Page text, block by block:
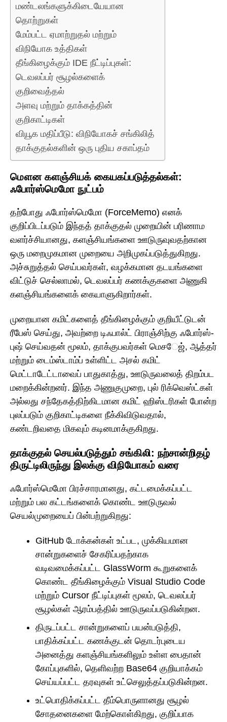
மண்டலங்களுக்கிடையேயான
தொற்றுகள்
மேம்பட்ட ஏமாற்றுதல் மற்றும்
விநியோக உத்திகள்
தீங்கிழைக்கும் IDE நீட்டிப்புகள்:
டெவலப்பர் சூழல்களைக்
குறிவைத்தல்
அளவு மற்றும் தாக்கத்தின்
குறிகாட்டிகள்
வியூக மதிப்பீடு: விநியோகச் சங்கிலித்
தாக்குதல்களின் ஒரு புதிய சகாப்தம்
மௌன களஞ்சியக் கையகப்படுத்தல்கள்:
ஃபோர்ஸ்மெமோ நுட்பம்
தற்போது ஃபோர்ஸ்மெமோ (ForceMemo) எனக்
குறிப்பிடப்படும் இந்தத் தாக்குதல் முறையின் பரிணாம
வளர்ச்சியானது, களஞ்சியங்களை ஊடுருவுவதற்கான
ஒரு மறைமுகமான முறையை அறிமுகப்படுத்துகிறது.
அச்சுறுத்தல் செய்பவர்கள், வழக்கமான தடயங்களை
விட்டுச் செல்லாமல், டெவலப்பர் கணக்குகளை அணுகி
களஞ்சியங்களைக் கையாளுகிறார்கள்.
முறையான கமிட்களைத் தீங்கிழைக்கும் குறியீட்டுடன்
ரீபேஸ் செய்து, அவற்றை டிஃபால்ட் பிராஞ்சிற்கு ஃபோர்ஸ்-
புஷ் செய்வதன் மூலம், தாக்குபவர்கள் மெசேஜ், ஆத்தர்
மற்றும் டைம்ஸ்டாம்ப் உள்ளிட்ட அசல் கமிட்
மெட்டாடேட்டாவைப் பாதுகாத்து, ஊடுருவலைத் திறம்பட
மறைக்கின்றனர். இந்த அணுகுமுறை, புல் ரிக்வெஸ்ட்கள்
அல்லது சந்தேகத்திற்கிடமான கமிட் ஹிஸ்டரிகள் போன்ற
புலப்படும் குறிகாட்டிகளை நீக்கிவிடுவதால்,
கண்டறிவதை மிகவும் கடினமாக்குகிறது.
தாக்குதல் செயல்படுத்தும் சங்கிலி: நற்சான்றிதழ்
திருட்டிலிருந்து இலக்கு விநியோகம் வரை
ஃபோர்ஸ்மெமோ பிரச்சாரமானது, கட்டமைக்கப்பட்ட
மற்றும் பல கட்டங்களைக் கொண்ட ஊடுருவல்
செயல்முறையைப் பின்பற்றுகிறது:
GitHub டோக்கன்கள் உட்பட, முக்கியமான
சான்றுகளைச் சேகரிப்பதற்காக
வடிவமைக்கப்பட்ட GlassWorm கூறுகளைக்
கொண்ட தீங்கிழைக்கும் Visual Studio Code
மற்றும் Cursor நீட்டிப்புகள் மூலம், டெவலப்பர்
சூழல்கள் ஆரம்பத்தில் ஊடுருவப்படுகின்றன.
திருடப்பட்ட சான்றுகளைப் பயன்படுத்தி,
பாதிக்கப்பட்ட கணக்குடன் தொடர்புடைய
அனைத்து களஞ்சியங்களிலும் உள்ள பைதான்
கோப்புகளில், தெளிவற்ற Base64 குறியாக்கம்
செய்யப்பட்ட தரவுகள் உட்செலுத்தப்படுகின்றன.
உட்பொதிக்கப்பட்ட தீம்பொருளானது சூழல்
சோதனைகளை மேற்கொள்கிறது, குறிப்பாக